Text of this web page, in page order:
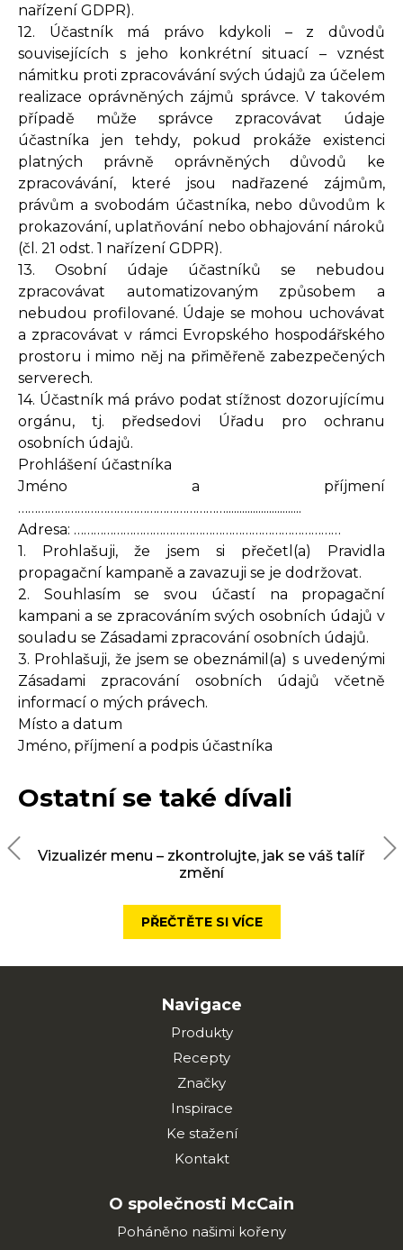
nařízení GDPR).
12. Účastník má právo kdykoli – z důvodů
souvisejících s jeho konkrétní situací – vznést
námitku proti zpracovávání svých údajů za účelem
realizace oprávněných zájmů správce. V takovém
případě může správce zpracovávat údaje
účastníka jen tehdy, pokud prokáže existenci
platných právně oprávněných důvodů ke
zpracovávání, které jsou nadřazené zájmům,
právům a svobodám účastníka, nebo důvodům k
prokazování, uplatňování nebo obhajování nároků
(čl. 21 odst. 1 nařízení GDPR).
13. Osobní údaje účastníků se nebudou
zpracovávat automatizovaným způsobem a
nebudou profilované. Údaje se mohou uchovávat
a zpracovávat v rámci Evropského hospodářského
prostoru i mimo něj na přiměřeně zabezpečených
serverech.
14. Účastník má právo podat stížnost dozorujícímu
orgánu, tj. předsedovi Úřadu pro ochranu
osobních údajů.
Prohlášení účastníka
Jméno a příjmení
………………………………………………………............................
Adresa: ………………………………………………………………………
1. Prohlašuji, že jsem si přečetl(a) Pravidla
propagační kampaně a zavazuji se je dodržovat.
2. Souhlasím se svou účastí na propagační
kampani a se zpracováním svých osobních údajů v
souladu se Zásadami zpracování osobních údajů.
3. Prohlašuji, že jsem se obeznámil(a) s uvedenými
Zásadami zpracování osobních údajů včetně
informací o mých právech.
Místo a datum
Jméno, příjmení a podpis účastníka
Ostatní se také dívali
Vizualizér menu – zkontrolujte, jak se váš talíř
změní
PŘEČTĚTE SI VÍCE
Navigace
Produkty
Recepty
Značky
Inspirace
Ke stažení
Kontakt
O společnosti McCain
Poháněno našimi kořeny